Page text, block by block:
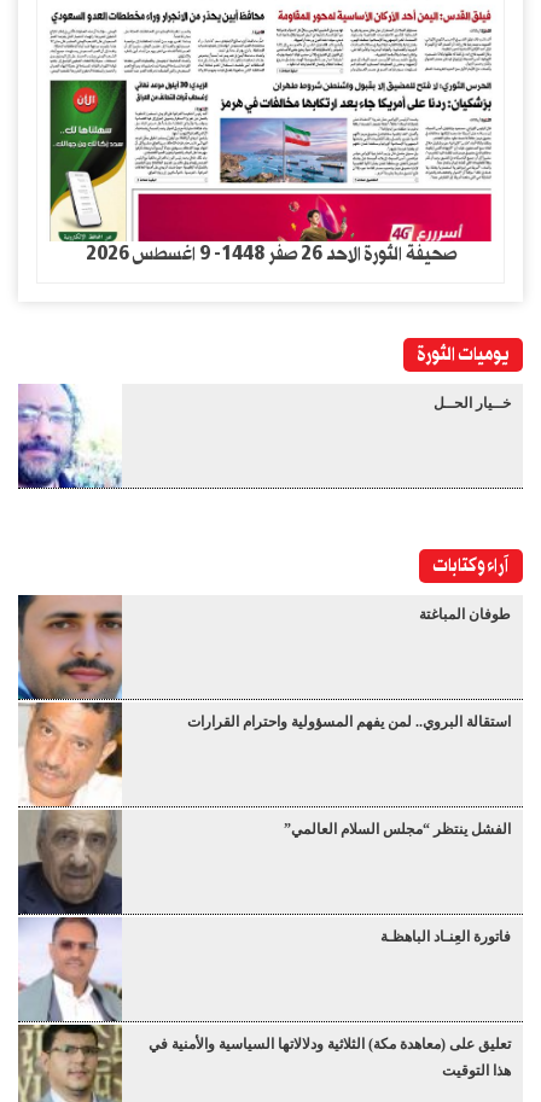
صحيفة الثورة الاحد 26 صفر 1448- 9 اغسطس 2026
يوميات الثورة
خــيار الحــل
آراء وكتابات
طوفان المباغتة
استقالة البروي.. لمن يفهم المسؤولية واحترام القرارات
الفشل ينتظر “مجلس السلام العالمي”
فاتورة العِنـاد الباهظـة
تعليق على (معاهدة مكة) الثلاثية ودلالاتها السياسية والأمنية في
هذا التوقيت